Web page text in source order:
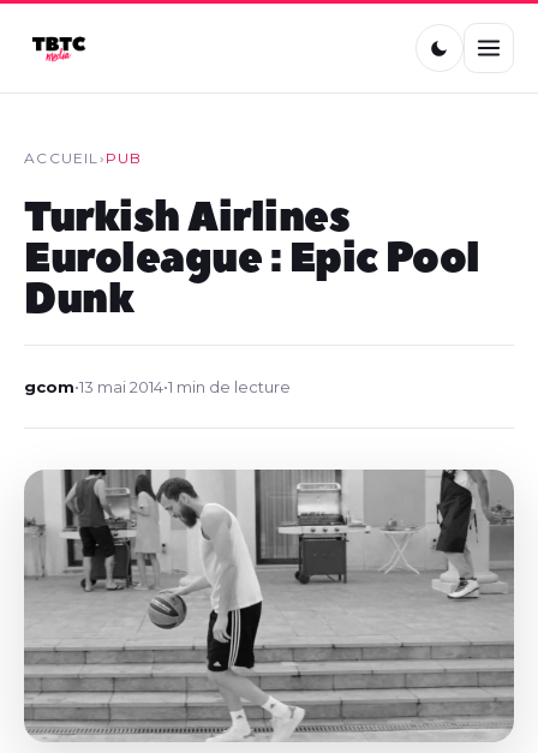
ACCUEIL› PUB
Turkish Airlines
Euroleague : Epic Pool
Dunk
gcom•13 mai 2014•1 min de lecture